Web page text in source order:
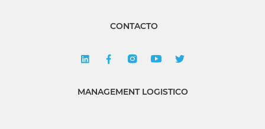
CONTACTO
MANAGEMENT LOGISTICO